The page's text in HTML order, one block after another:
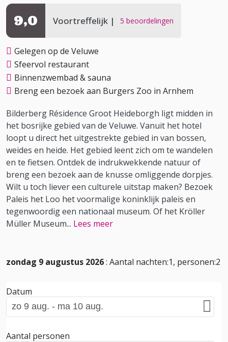
Voortreffelijk 5 beoordelingen
9,0
Gelegen op de Veluwe
Sfeervol restaurant
Binnenzwembad & sauna
Breng een bezoek aan Burgers Zoo in Arnhem
Bilderberg Résidence Groot Heideborgh ligt midden in
het bosrijke gebied van de Veluwe. Vanuit het hotel
loopt u direct het uitgestrekte gebied in van bossen,
weides en heide. Het gebied leent zich om te wandelen
en te fietsen. Ontdek de indrukwekkende natuur of
breng een bezoek aan de knusse omliggende dorpjes.
Wilt u toch liever een culturele uitstap maken? Bezoek
Paleis het Loo het voormalige koninklijk paleis en
tegenwoordig een nationaal museum. Of het Kröller
Müller Museum... Lees meer
zondag 9 augustus 2026: Aantal nachten:1, personen:2
Datum
Aantal personen